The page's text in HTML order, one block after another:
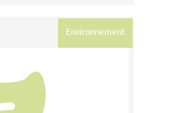
Environnement